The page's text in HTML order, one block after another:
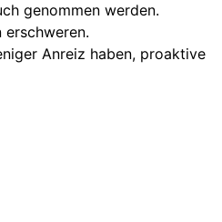
genommen werden.
Anreiz haben, proaktive